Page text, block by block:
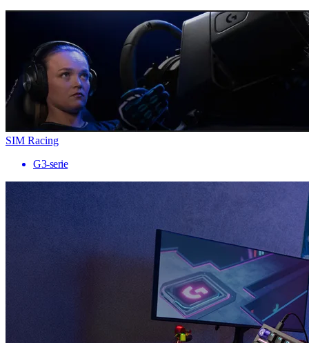
SIM Racing
G3-serie